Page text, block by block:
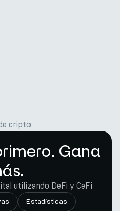
cripto
Gana
utilizando DeFi y CeFi
Estadísticas